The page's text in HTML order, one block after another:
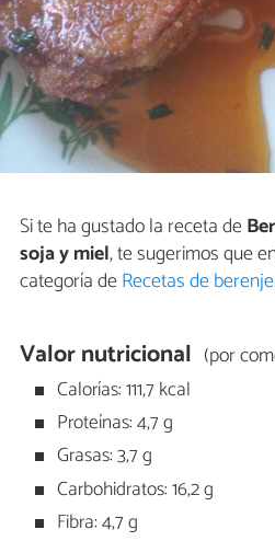
Si te ha gustado la receta de
soja y miel, te sugerimos que
categoría deRecetas de
Valor nutricional (por
Calorías: 111,7 kcal
Proteínas: 4,7 g
Grasas: 3,7 g
Carbohidratos: 16,2 g
Fibra: 4,7 g